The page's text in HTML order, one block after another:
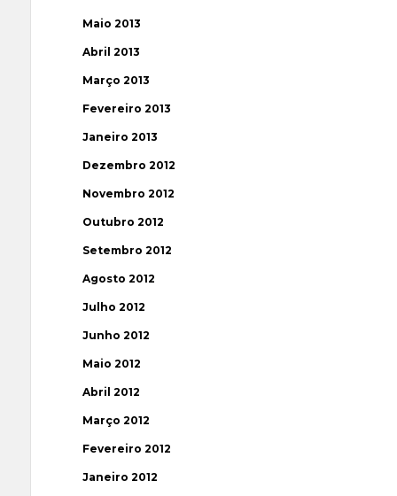
Maio 2013
Abril 2013
Março 2013
Fevereiro 2013
Janeiro 2013
Dezembro 2012
Novembro 2012
Outubro 2012
Setembro 2012
Agosto 2012
Julho 2012
Junho 2012
Maio 2012
Abril 2012
Março 2012
Fevereiro 2012
Janeiro 2012